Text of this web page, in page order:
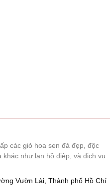
các giỏ hoa sen đá đẹp, độc
như lan hồ điệp, và dịch vụ
Vườn Lài, Thành phố Hồ Chí